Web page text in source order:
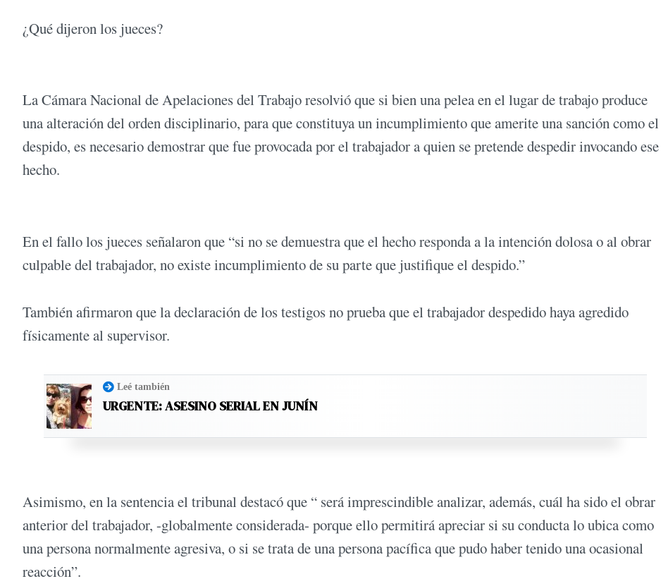
¿Qué dijeron los jueces?
La Cámara Nacional de Apelaciones del Trabajo resolvió que si bien una pelea en el lugar de trabajo produce
una alteración del orden disciplinario, para que constituya un incumplimiento que amerite una sanción como el
despido, es necesario demostrar que fue provocada por el trabajador a quien se pretende despedir invocando ese
hecho.
En el fallo los jueces señalaron que “si no se demuestra que el hecho responda a la intención dolosa o al obrar
culpable del trabajador, no existe incumplimiento de su parte que justifique el despido.”
También afirmaron que la declaración de los testigos no prueba que el trabajador despedido haya agredido
físicamente al supervisor.
Leé también
URGENTE: ASESINO SERIAL EN JUNÍN
Asimismo, en la sentencia el tribunal destacó que “ será imprescindible analizar, además, cuál ha sido el obrar
anterior del trabajador, -globalmente considerada- porque ello permitirá apreciar si su conducta lo ubica como
una persona normalmente agresiva, o si se trata de una persona pacífica que pudo haber tenido una ocasional
reacción”.